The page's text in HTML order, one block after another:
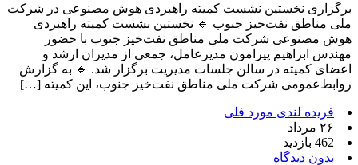
برگزاری نخستین نشست کمیته راهبردی هوش مصنوعی در شرکت
ملی مناطق نفت‌خیز جنوب 🔹 نخستین نشست کمیته راهبردی
هوش مصنوعی شرکت ملی مناطق نفت‌خیز جنوب با حضور
مهندس ابراهیم پیرامون مدیرعامل، جمعی از مدیران ارشد و
اعضای کمیته در سالن جلسات مدیریت برگزار شد. 🔹 به گزارش
روابط‌عمومی شرکت ملی مناطق نفت‌خیز جنوب، این کمیته […]
فریده لندی مورد فلی
۲۶ مرداد
462 بازدید
بدون دیدگاه